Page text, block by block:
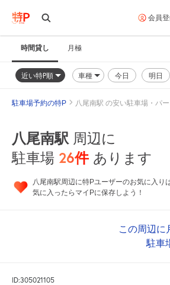
会員
時間貸し 月極
近い特P順 車種 今日 明日
駐車場予約の特P 八尾南駅 の安い駐車場・パ
八尾南駅 周辺に
駐車場 26件 あります
八尾南駅周辺に特Pユーザーのお気に入り
気に入ったらマイPに保存しよう！
この周辺に
駐車
ID:305021105